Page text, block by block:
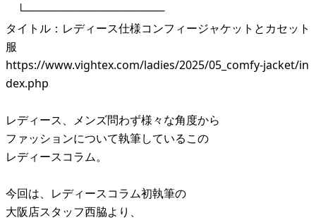
└──────────────────
タイトル：レディース仕様コンフィージャケットとカセット
服
https://www.vightex.com/ladies/2025/05_comfy-jacket/in
dex.php
レディース、メンズ問わず様々な角度から
ファッションについて執筆しているこの
レディースコラム。
今回は、レディースコラム初執筆の
大阪店スタッフ西脇より、